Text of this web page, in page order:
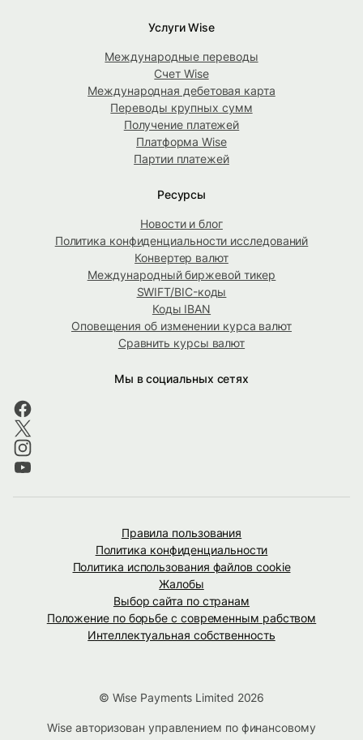
Услуги Wise
Международные переводы
Счет Wise
Международная дебетовая карта
Переводы крупных сумм
Получение платежей
Платформа Wise
Партии платежей
Ресурсы
Новости и блог
Политика конфиденциальности исследований
Конвертер валют
Международный биржевой тикер
SWIFT/BIC-коды
Коды IBAN
Оповещения об изменении курса валют
Сравнить курсы валют
Мы в социальных сетях
Правила пользования
Политика конфиденциальности
Политика использования файлов cookie
Жалобы
Выбор сайта по странам
Положение по борьбе с современным рабством
Интеллектуальная собственность
© Wise Payments Limited 2026
Wise авторизован управлением по финансовому